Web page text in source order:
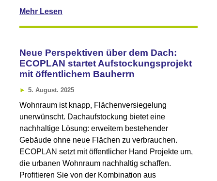
Mehr Lesen
Neue Perspektiven über dem Dach:
ECOPLAN startet Aufstockungsprojekt
mit öffentlichem Bauherrn
5. August. 2025
Wohnraum ist knapp, Flächenversiegelung
unerwünscht. Dachaufstockung bietet eine
nachhaltige Lösung: erweitern bestehender
Gebäude ohne neue Flächen zu verbrauchen.
ECOPLAN setzt mit öffentlicher Hand Projekte um,
die urbanen Wohnraum nachhaltig schaffen.
Profitieren Sie von der Kombination aus